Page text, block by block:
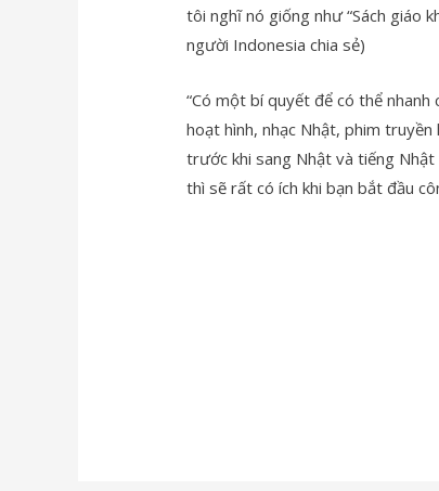
tôi nghĩ nó giống như “Sách giáo
người Indonesia chia sẻ)
“Có một bí quyết để có thể
hoạt hình, nhạc Nhật, phim
trước khi sang Nhật và tiếng
thì sẽ rất có ích khi bạn bắt đầu